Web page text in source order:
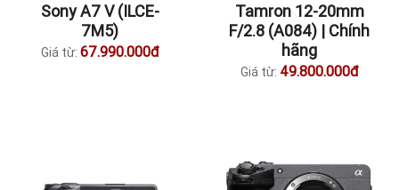
Sony A7 V (ILCE-
7M5)
Giá từ: 67.990.000đ
Tamron 12-20mm
F/2.8 (A084) | Chính
hãng
Giá từ: 49.800.000đ